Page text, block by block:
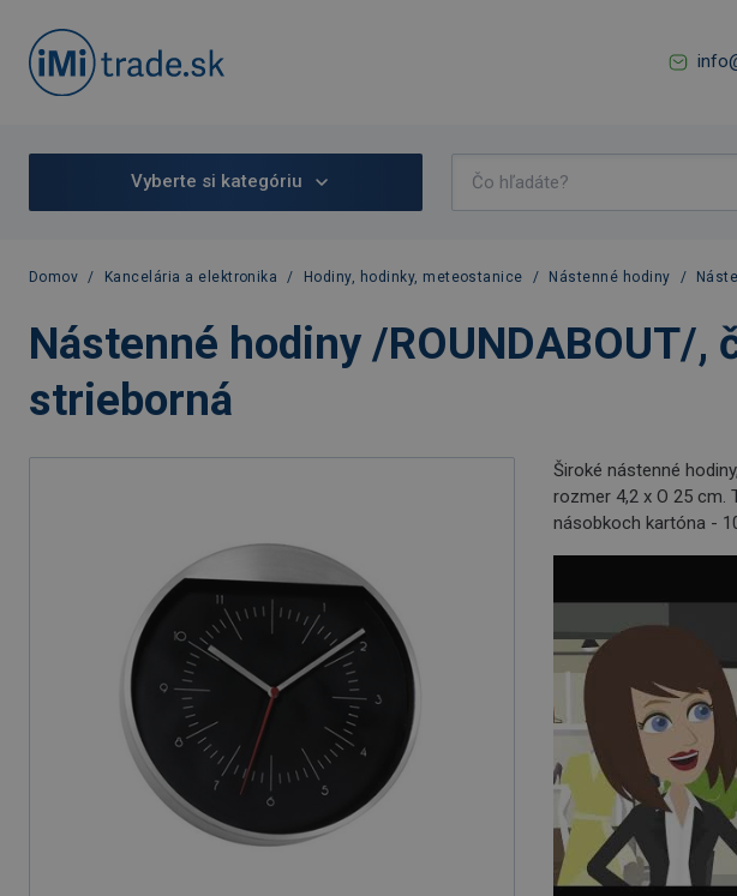
Vyberte si kategóriu
Domov / Kancelária a elektronika / Hodiny, hodinky, meteostanice / Nástenné hodiny /
Nástenné hodiny /ROUNDABOUT/,
strieborná
Široké nástenné
rozmer 4,2 x O 25 cm.
násobkoch kartóna -